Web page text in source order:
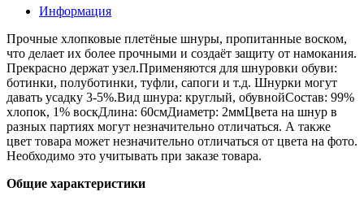
Информация
Прочные хлопковые плетёные шнуры, пропитанные воском,
что делает их более прочными и создаёт защиту от намокания.
Прекрасно держат узел.Применяются для шнуровки обуви:
ботинки, полуботинки, туфли, сапоги и т.д. Шнурки могут
давать усадку 3-5%.Вид шнура: круглый, обувнойСостав: 99%
хлопок, 1% воскДлина: 60смДиаметр: 2ммЦвета на шнур в
разных партиях могут незначительно отличаться. А также
цвет товара может незначительно отличаться от цвета на фото.
Необходимо это учитывать при заказе товара.
Общие характеристики